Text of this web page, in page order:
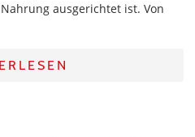
ausgerichtet ist. Von